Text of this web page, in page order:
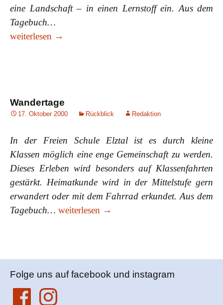
eine Landschaft – in einen Lernstoff ein. Aus dem
Tagebuch…
Wanderfahrten
weiterlesen →
Wandertage
17. Oktober 2000 Rückblick Redaktion
In der Freien Schule Elztal ist es durch kleine
Klassen möglich eine enge Gemeinschaft zu werden.
Dieses Erleben wird besonders auf Klassenfahrten
gestärkt. Heimatkunde wird in der Mittelstufe gern
erwandert oder mit dem Fahrrad erkundet. Aus dem
Tagebuch… Wandertage
weiterlesen →
Folge uns auf facebook und instagram
FacebookInstagram